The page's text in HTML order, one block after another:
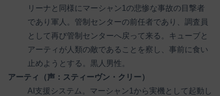
リーナと同様にマーシャン1の悲惨な事故の目撃者
であり軍人。管制センターの前任者であり、調査員
として再び管制センターへ戻って来る。キューブと
アーティが人類の敵であることを察し、事前に食い
止めようとする。黒人男性。
アーティ（声：スティーヴン・クリー）
AI支援システム。マーシャン1から実機として起動し